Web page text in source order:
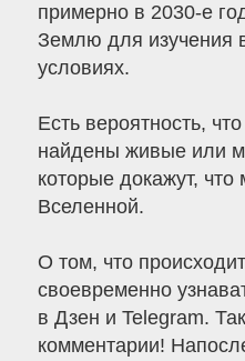
примерно в 2030-е
Землю для изучения
условиях.
Есть вероятность,
найдены живые или
которые докажут,
Вселенной.
О том, что
своевременно
в Дзен и Telegram.
комментарии!